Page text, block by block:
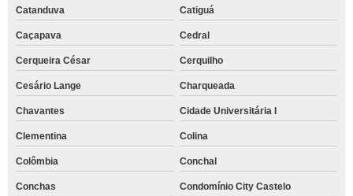
Catanduva Catiguá
Caçapava Cedral
Cerqueira César Cerquilho
Cesário Lange Charqueada
Chavantes Cidade Universitária I
Clementina Colina
Colômbia Conchal
Conchas Condomínio City Castelo